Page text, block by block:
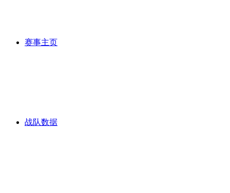
赛事主页
战队数据